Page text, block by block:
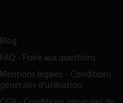
Blog
FAQ - Foire aux questions
Mentions légales - Conditions
générales d'utilisation